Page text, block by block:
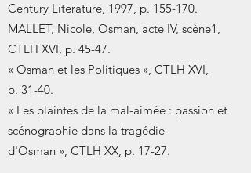
Century Literature, 1997, p. 155-170.
MALLET, Nicole, Osman, acte IV, scène1,
CTLH XVI, p. 45-47.
« Osman et les Politiques », CTLH XVI,
p. 31-40.
« Les plaintes de la mal-aimée : passion et
scénographie dans la tragédie
d'Osman », CTLH XX, p. 17-27.